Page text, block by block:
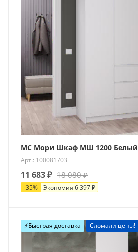
МС Мори Шкаф МШ 1200 Белый
Арт.: 100081703
11 683₽ 18 080₽
-35% Экономия 6 397₽
⚡️Быстрая доставка Сломали цены!